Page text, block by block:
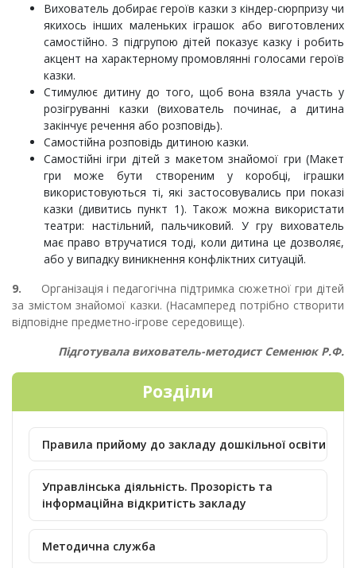
Вихователь добирає героїв казки з кіндер-сюрпризу чи
якихось інших маленьких іграшок або виготовлених
самостійно. З підгрупою дітей показує казку і робить
акцент на характерному промовлянні голосами героїв
казки.
Стимулює дитину до того, щоб вона взяла участь у
розігруванні казки (вихователь починає, а дитина
закінчує речення або розповідь).
Самостійна розповідь дитиною казки.
Самостійні ігри дітей з макетом знайомої гри (Макет
гри може бути створеним у коробці, іграшки
використовуються ті, які застосовувались при показі
казки (дивитись пункт 1). Також можна використати
театри: настільний, пальчиковий. У гру вихователь
має право втручатися тоді, коли дитина це дозволяє,
або у випадку виникнення конфліктних ситуацій.
9. Організація і педагогічна підтримка сюжетної гри дітей
за змістом знайомої казки. (Насамперед потрібно створити
відповідне предметно-ігрове середовище).
Підготувала вихователь-методист Семенюк Р.Ф.
Розділи
Правила прийому до закладу дошкільної освіти
Управлінська діяльність. Прозорість та
інформаційна відкритість закладу
Методична служба